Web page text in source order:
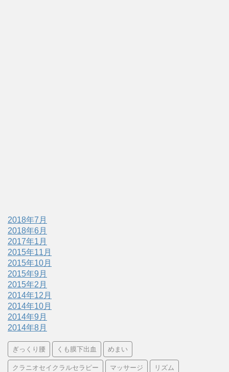
2018年7月
2018年6月
2017年1月
2015年11月
2015年10月
2015年9月
2015年2月
2014年12月
2014年10月
2014年9月
2014年8月
ぎっくり腰 くも膜下出血 めまい
クラニオセイクラルセラピー マッサージ リズム